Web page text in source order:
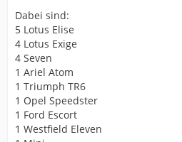
Dabei sind:
5 Lotus Elise
4 Lotus Exige
4 Seven
1 Ariel Atom
1 Triumph TR6
1 Opel Speedster
1 Ford Escort
1 Westfield Eleven